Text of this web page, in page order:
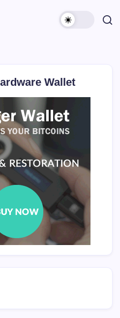
Wallet